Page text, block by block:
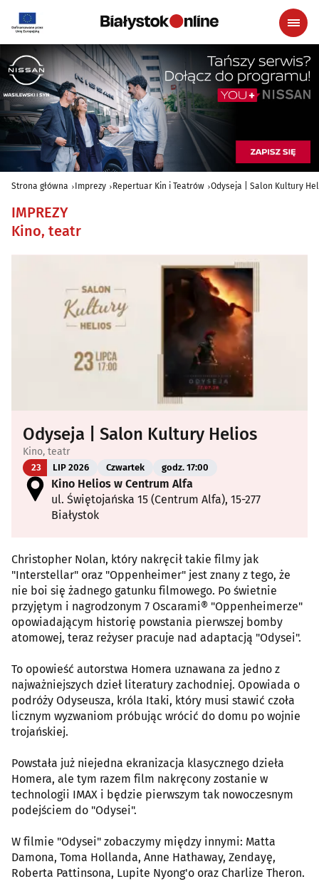
Strona główna Imprezy Repertuar Kin i Teatrów Odyseja | Salon Kultury
IMPREZY
Kino, teatr
Odyseja | Salon Kultury Helios
Kino, teatr
23 LIP 2026 Czwartek godz. 17:00
Kino Helios w Centrum Alfa
ul. Świętojańska 15 (Centrum Alfa), 15-277
Białystok
Christopher Nolan, który nakręcił takie filmy jak
"Interstellar" oraz "Oppenheimer" jest znany z tego, że
nie boi się żadnego gatunku filmowego. Po świetnie
przyjętym i nagrodzonym 7 Oscarami® "Oppenheimerze"
opowiadającym historię powstania pierwszej bomby
atomowej, teraz reżyser pracuje nad adaptacją "Odysei".
To opowieść autorstwa Homera uznawana za jedno z
najważniejszych dzieł literatury zachodniej. Opowiada o
podróży Odyseusza, króla Itaki, który musi stawić czoła
licznym wyzwaniom próbując wrócić do domu po wojnie
trojańskiej.
Powstała już niejedna ekranizacja klasycznego dzieła
Homera, ale tym razem film nakręcony zostanie w
technologii IMAX i będzie pierwszym tak nowoczesnym
podejściem do "Odysei".
W filmie "Odysei" zobaczymy między innymi: Matta
Damona, Toma Hollanda, Anne Hathaway, Zendayę,
Roberta Pattinsona, Lupite Nyong'o oraz Charlize Theron.